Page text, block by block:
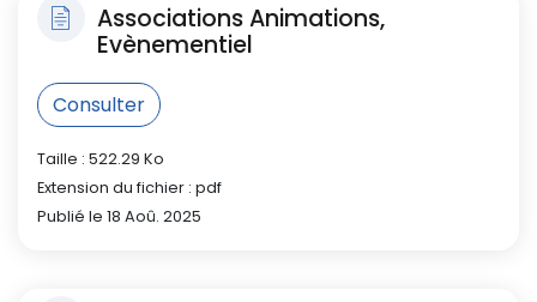
Associations Animations,
Evènementiel
Consulter
Taille : 522.29 Ko
Extension du fichier : pdf
Publié le 18 Aoû. 2025